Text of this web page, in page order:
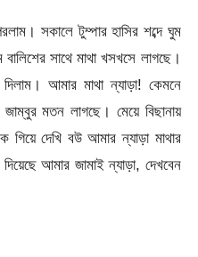
সকালে টুম্পার হাসির শব্দে ঘুম
সাথে মাথা খসখসে লাগছে।
আমার মাথা ন্যাড়া! কেমনে
মতন লাগছে। মেয়ে বিছানায়
দেখি বউ আমার ন্যাড়া মাথার
আমার জামাই ন্যাড়া, দেখবেন